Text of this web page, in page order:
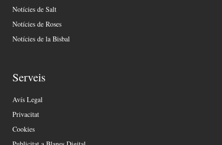
Notícies de Salt
Notícies de Roses
Notícies de la Bisbal
Serveis
Avís Legal
Privacitat
Cookies